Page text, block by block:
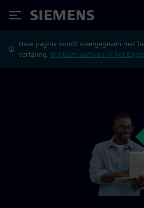
Siemens
Deze pagina wordt weergegeven met
vertaling. In plaats daarvan in het